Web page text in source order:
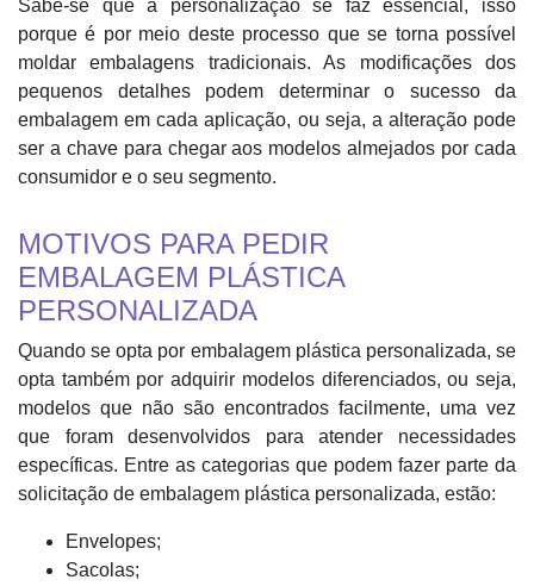
Sabe-se que a personalização se faz essencial, isso
porque é por meio deste processo que se torna possível
moldar embalagens tradicionais. As modificações dos
pequenos detalhes podem determinar o sucesso da
embalagem em cada aplicação, ou seja, a alteração pode
ser a chave para chegar aos modelos almejados por cada
consumidor e o seu segmento.
MOTIVOS PARA PEDIR
EMBALAGEM PLÁSTICA
PERSONALIZADA
Quando se opta por embalagem plástica personalizada, se
opta também por adquirir modelos diferenciados, ou seja,
modelos que não são encontrados facilmente, uma vez
que foram desenvolvidos para atender necessidades
específicas. Entre as categorias que podem fazer parte da
solicitação de embalagem plástica personalizada, estão:
Envelopes;
Sacolas;